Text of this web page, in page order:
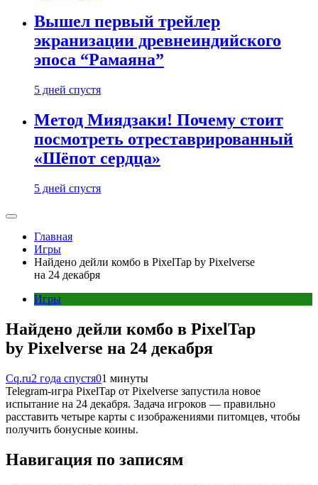
Вышел первый трейлер
экранизации древнеиндийского
эпоса “Рамаяна”
5 дней спустя
Метод Миядзаки! Почему стоит
посмотреть отреставрированный
«Шёпот сердца»
5 дней спустя
Главная
Игры
Найдено дейли комбо в PixelTap by Pixelverse
на 24 декабря
Игры
Найдено дейли комбо в PixelTap
by Pixelverse на 24 декабря
Cq.ru2 года спустя01 минуты
Telegram-игра PixelTap от Pixelverse запустила новое
испытание на 24 декабря. Задача игроков — правильно
расставить четыре карты с изображениями питомцев, чтобы
получить бонусные коины.
Навигация по записям